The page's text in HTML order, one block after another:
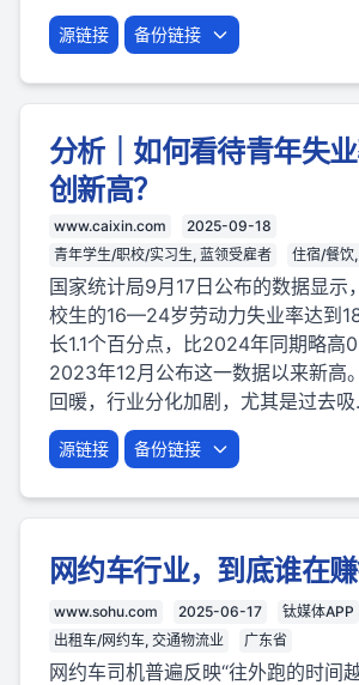
源链接 备份链接
分析｜如何看待青年失
创新高？
www.caixin.com
2025-09-18
青年学生/职校/实习生, 蓝领受雇者
住宿/餐饮
国家统计局9月17日公布的数据显示
校生的16—24岁劳动力失业率达到
长1.1个百分点，比2024年同期略高
2023年12月公布这一数据以来新高
回暖，行业分化加剧，尤其是过去
源链接 备份链接
网约车行业，到底谁在赚
www.sohu.com 2025-06-17 钛媒体APP
出租车/网约车, 交通物流业
广东省
网约车司机普遍反映“往外跑的时间